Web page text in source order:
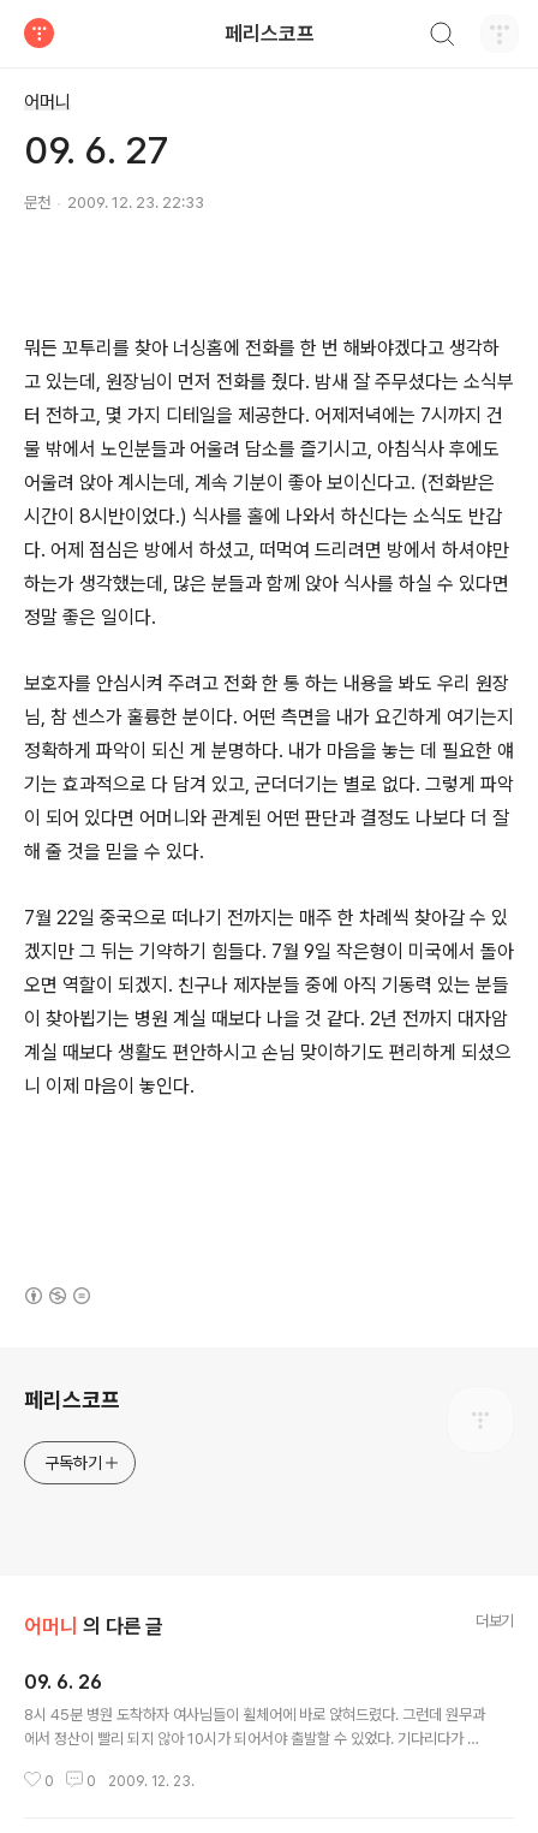
페리스코프
어머니
09. 6. 27
문천 2009. 12. 23. 22:33
뭐든 꼬투리를 찾아 너싱홈에 전화를 한 번 해봐야겠다고 생각하
고 있는데, 원장님이 먼저 전화를 줬다. 밤새 잘 주무셨다는 소식부
터 전하고, 몇 가지 디테일을 제공한다. 어제저녁에는 7시까지 건
물 밖에서 노인분들과 어울려 담소를 즐기시고, 아침식사 후에도
어울려 앉아 계시는데, 계속 기분이 좋아 보이신다고. (전화받은
시간이 8시반이었다.) 식사를 홀에 나와서 하신다는 소식도 반갑
다. 어제 점심은 방에서 하셨고, 떠먹여 드리려면 방에서 하셔야만
하는가 생각했는데, 많은 분들과 함께 앉아 식사를 하실 수 있다면
정말 좋은 일이다.
보호자를 안심시켜 주려고 전화 한 통 하는 내용을 봐도 우리 원장
님, 참 센스가 훌륭한 분이다. 어떤 측면을 내가 요긴하게 여기는지
정확하게 파악이 되신 게 분명하다. 내가 마음을 놓는 데 필요한 얘
기는 효과적으로 다 담겨 있고, 군더더기는 별로 없다. 그렇게 파악
이 되어 있다면 어머니와 관계된 어떤 판단과 결정도 나보다 더 잘
해 줄 것을 믿을 수 있다.
7월 22일 중국으로 떠나기 전까지는 매주 한 차례씩 찾아갈 수 있
겠지만 그 뒤는 기약하기 힘들다. 7월 9일 작은형이 미국에서 돌아
오면 역할이 되겠지. 친구나 제자분들 중에 아직 기동력 있는 분들
이 찾아뵙기는 병원 계실 때보다 나을 것 같다. 2년 전까지 대자암
계실 때보다 생활도 편안하시고 손님 맞이하기도 편리하게 되셨으
니 이제 마음이 놓인다.
페리스코프
구독하기
어머니 의 다른 글 더보기
09. 6. 26
8시 45분 병원 도착하자 여사님들이 휠체어에 바로 앉혀드렸다. 그런데 원무과
에서 정산이 빨리 되지 않아 10시가 되어서야 출발할 수 있었다. 기다리다가 하
있다고. 그래서 넉넉히 놓아두고 갔다가 나중에 정산하자고 했더니, 그러실 것
0 0 2009. 12. 23.